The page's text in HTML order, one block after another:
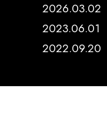
2026.03.02
2023.06.01
2022.09.20